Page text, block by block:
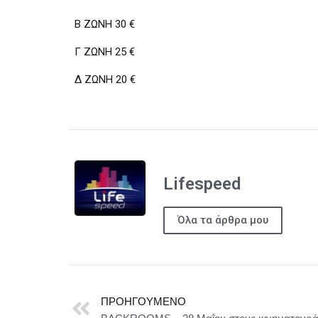
Β ΖΩΝΗ 30 €
Γ ΖΩΝΗ 25 €
Δ ΖΩΝΗ 20 €
Lifespeed
Όλα τα άρθρα μου
ΠΡΟΗΓΟΎΜΕΝΟ